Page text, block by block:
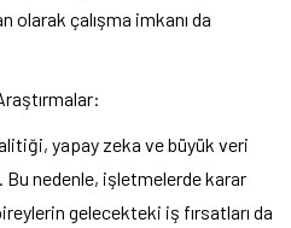
olarak çalışma imkanı da
yapay zeka ve büyük veri
Bu nedenle, işletmelerde karar
gelecekteki iş fırsatları da